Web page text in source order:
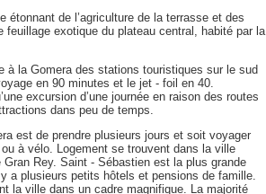
étonnant de l’agriculture de la terrasse et des
exotique du plateau central, habité par la
à la Gomera des stations touristiques sur le sud
en 90 minutes et le jet - foil en 40.
excursion d’une journée en raison des routes
dans peu de temps.
est de prendre plusieurs jours et soit voyager
à vélo. Logement se trouvent dans la ville
Rey. Saint - Sébastien est la plus grande
a plusieurs petits hôtels et pensions de famille.
la ville dans un cadre magnifique. La majorité